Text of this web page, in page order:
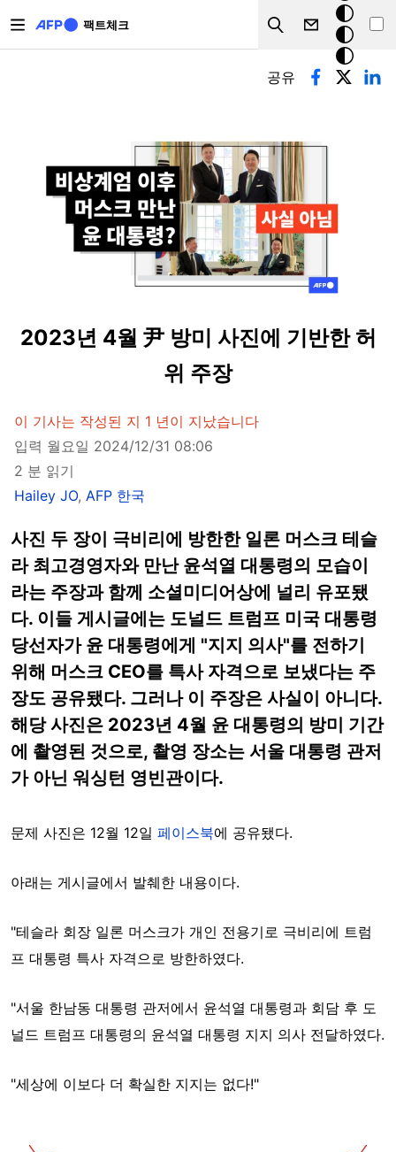
팩트체크
Search
크
모
드
기본탭
공유
2023년 4월 尹 방미 사진에 기반한 허
위 주장
이 기사는 작성된 지 1 년이 지났습니다
입력 월요일 2024/12/31 08:06
2 분 읽기
Hailey JO, AFP 한국
사진 두 장이 극비리에 방한한 일론 머스크 테슬
라 최고경영자와 만난 윤석열 대통령의 모습이
라는 주장과 함께 소셜미디어상에 널리 유포됐
다. 이들 게시글에는 도널드 트럼프 미국 대통령
당선자가 윤 대통령에게 "지지 의사"를 전하기
위해 머스크 CEO를 특사 자격으로 보냈다는 주
장도 공유됐다. 그러나 이 주장은 사실이 아니다.
해당 사진은 2023년 4월 윤 대통령의 방미 기간
에 촬영된 것으로, 촬영 장소는 서울 대통령 관저
가 아닌 워싱턴 영빈관이다.
문제 사진은 12월 12일 페이스북에 공유됐다.
아래는 게시글에서 발췌한 내용이다.
"테슬라 회장 일론 머스크가 개인 전용기로 극비리에 트럼
프 대통령 특사 자격으로 방한하였다.
"서울 한남동 대통령 관저에서 윤석열 대통령과 회담 후 도
널드 트럼프 대통령의 윤석열 대통령 지지 의사 전달하였다.
"세상에 이보다 더 확실한 지지는 없다!"